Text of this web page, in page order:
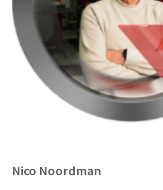
Nico Noordman